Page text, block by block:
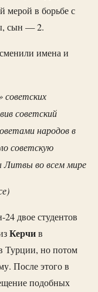
мерой в борьбе с
сын — 2.
имена и
советских
советский
народов в
советскую
Литвы во всем мире
двое студентов
Керчив
Турции, но потом
После этого в
подобных